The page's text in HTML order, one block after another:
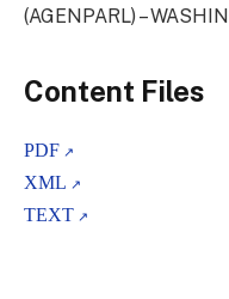
(AGENPARL) –
Content Files
PDF
XML
TEXT